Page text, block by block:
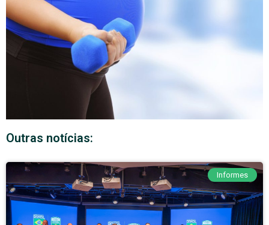
Outras notícias:
Informes